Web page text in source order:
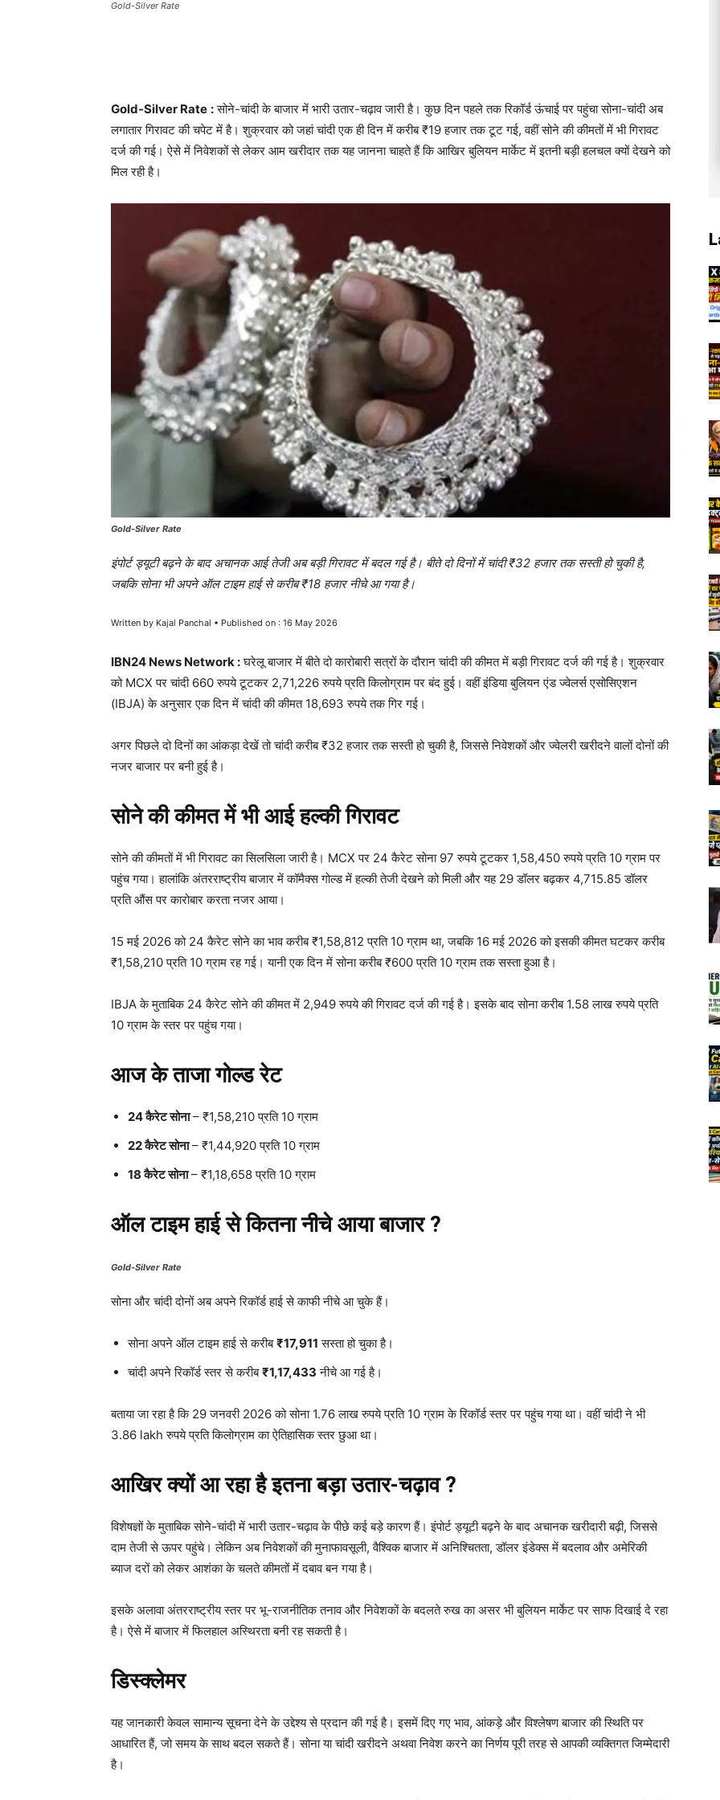
Gold-Silver Rate
Gold-Silver Rate :सोने-चांदी के बाजार में भारी उतार-चढ़ाव जारी है। कुछ दिन पहले तक रिकॉर्ड ऊंचाई पर पहुंचा सोना-चांदी अब
लगातार गिरावट की चपेट में है। शुक्रवार को जहां चांदी एक ही दिन में करीब ₹19 हजार तक टूट गई, वहीं सोने की कीमतों में भी गिरावट
दर्ज की गई। ऐसे में निवेशकों से लेकर आम खरीदार तक यह जानना चाहते हैं कि आखिर बुलियन मार्केट में इतनी बड़ी हलचल क्यों देखने को
मिल रही है।
Gold-Silver Rate
इंपोर्ट ड्यूटी बढ़ने के बाद अचानक आई तेजी अब बड़ी गिरावट में बदल गई है। बीते दो दिनों में चांदी ₹32 हजार तक सस्ती हो चुकी है,
जबकि सोना भी अपने ऑल टाइम हाई से करीब ₹18 हजार नीचे आ गया है।
Written by Kajal Panchal • Published on : 16 May 2026
IBN24 News Network :घरेलू बाजार में बीते दो कारोबारी सत्रों के दौरान चांदी की कीमत में बड़ी गिरावट दर्ज की गई है। शुक्रवार
को MCX पर चांदी 660 रुपये टूटकर 2,71,226 रुपये प्रति किलोग्राम पर बंद हुई। वहीं इंडिया बुलियन एंड ज्वेलर्स एसोसिएशन
(IBJA) के अनुसार एक दिन में चांदी की कीमत 18,693 रुपये तक गिर गई।
अगर पिछले दो दिनों का आंकड़ा देखें तो चांदी करीब ₹32 हजार तक सस्ती हो चुकी है, जिससे निवेशकों और ज्वेलरी खरीदने वालों दोनों की
नजर बाजार पर बनी हुई है।
सोने की कीमत में भी आई हल्की गिरावट
सोने की कीमतों में भी गिरावट का सिलसिला जारी है। MCX पर 24 कैरेट सोना 97 रुपये टूटकर 1,58,450 रुपये प्रति 10 ग्राम पर
पहुंच गया। हालांकि अंतरराष्ट्रीय बाजार में कॉमैक्स गोल्ड में हल्की तेजी देखने को मिली और यह 29 डॉलर बढ़कर 4,715.85 डॉलर
प्रति औंस पर कारोबार करता नजर आया।
15 मई 2026 को 24 कैरेट सोने का भाव करीब ₹1,58,812 प्रति 10 ग्राम था, जबकि 16 मई 2026 को इसकी कीमत घटकर करीब
₹1,58,210 प्रति 10 ग्राम रह गई। यानी एक दिन में सोना करीब ₹600 प्रति 10 ग्राम तक सस्ता हुआ है।
IBJA के मुताबिक 24 कैरेट सोने की कीमत में 2,949 रुपये की गिरावट दर्ज की गई है। इसके बाद सोना करीब 1.58 लाख रुपये प्रति
10 ग्राम के स्तर पर पहुंच गया।
आज के ताजा गोल्ड रेट
24 कैरेट सोना– ₹1,58,210 प्रति 10 ग्राम
22 कैरेट सोना– ₹1,44,920 प्रति 10 ग्राम
18 कैरेट सोना– ₹1,18,658 प्रति 10 ग्राम
ऑल टाइम हाई से कितना नीचे आया बाजार ?
Gold-Silver Rate
सोना और चांदी दोनों अब अपने रिकॉर्ड हाई से काफी नीचे आ चुके हैं।
सोना अपने ऑल टाइम हाई से करीब₹17,911 सस्ता हो चुका है।
चांदी अपने रिकॉर्ड स्तर से करीब₹1,17,433 नीचे आ गई है।
बताया जा रहा है कि 29 जनवरी 2026 को सोना 1.76 लाख रुपये प्रति 10 ग्राम के रिकॉर्ड स्तर पर पहुंच गया था। वहीं चांदी ने भी
3.86 lakh रुपये प्रति किलोग्राम का ऐतिहासिक स्तर छुआ था।
आखिर क्यों आ रहा है इतना बड़ा उतार-चढ़ाव ?
विशेषज्ञों के मुताबिक सोने-चांदी में भारी उतार-चढ़ाव के पीछे कई बड़े कारण हैं। इंपोर्ट ड्यूटी बढ़ने के बाद अचानक खरीदारी बढ़ी, जिससे
दाम तेजी से ऊपर पहुंचे। लेकिन अब निवेशकों की मुनाफावसूली, वैश्विक बाजार में अनिश्चितता, डॉलर इंडेक्स में बदलाव और अमेरिकी
ब्याज दरों को लेकर आशंका के चलते कीमतों में दबाव बन गया है।
इसके अलावा अंतरराष्ट्रीय स्तर पर भू-राजनीतिक तनाव और निवेशकों के बदलते रुख का असर भी बुलियन मार्केट पर साफ दिखाई दे रहा
है। ऐसे में बाजार में फिलहाल अस्थिरता बनी रह सकती है।
डिस्क्लेमर
यह जानकारी केवल सामान्य सूचना देने के उद्देश्य से प्रदान की गई है। इसमें दिए गए भाव, आंकड़े और विश्लेषण बाजार की स्थिति पर
आधारित हैं, जो समय के साथ बदल सकते हैं। सोना या चांदी खरीदने अथवा निवेश करने का निर्णय पूरी तरह से आपकी व्यक्तिगत जिम्मेदारी
है।